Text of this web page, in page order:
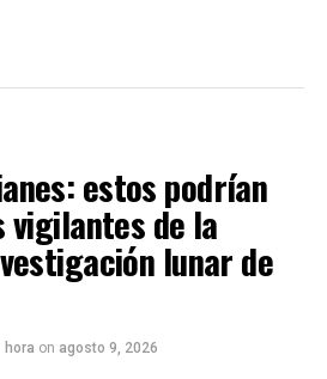
estos podrían
vigilantes de la
lunar de
hora on agosto 9, 2026